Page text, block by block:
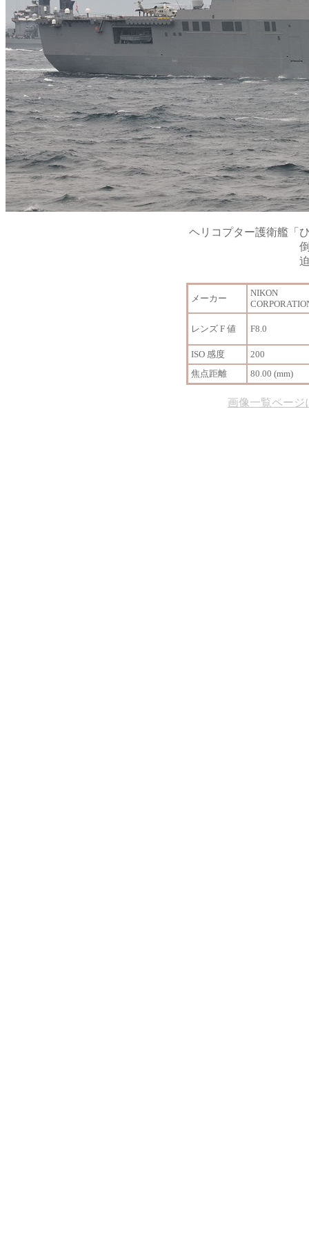
ヘリコプター護衛艦「
メーカー
NIKON
レンズ F 値 F8.0
ISO 感度
200
焦点距離
80.00 (mm)
画像一覧ページ